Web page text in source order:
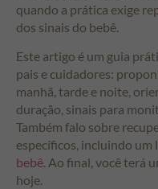
quando a prática exige
dos sinais do bebê.
Este artigo é um guia
pais e cuidadores:
manhã, tarde e noite,
duração, sinais para
Também falo sobre
específicos, incluindo
bebê. Ao final, você terá
hoje.